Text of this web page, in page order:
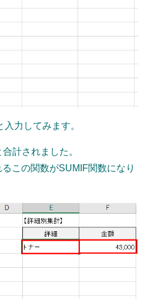
力してみます。
計されました。
この関数がSUMIF関数になり